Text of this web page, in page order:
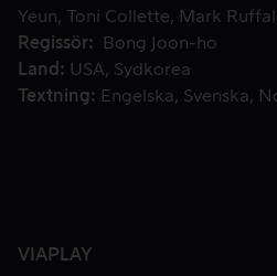
Yeun
Toni Collette Mark
Regissör
Bong Joon-ho
Land
USA
Sydkorea
Textning
Engelska Svenska
VIAPLAY